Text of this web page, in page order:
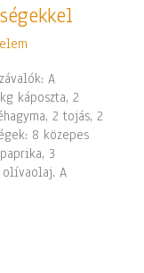
A
káposzta, 2
2 tojás, 2
8 közepes
3
olívaolaj. A